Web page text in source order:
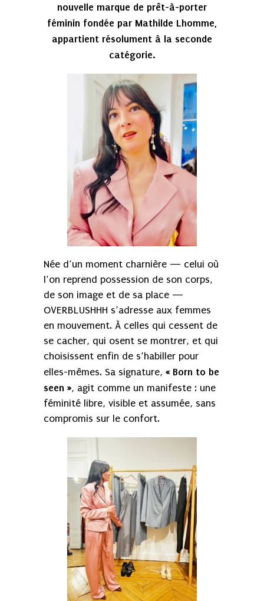
nouvelle marque de prêt-à-porter
féminin fondée par Mathilde Lhomme,
appartient résolument à la seconde
catégorie.
Née d’un moment charnière — celui où
l’on reprend possession de son corps,
de son image et de sa place —
OVERBLUSHHH s’adresse aux femmes
en mouvement. À celles qui cessent de
se cacher, qui osent se montrer, et qui
choisissent enfin de s’habiller pour
elles-mêmes. Sa signature, « Born to be
seen », agit comme un manifeste : une
féminité libre, visible et assumée, sans
compromis sur le confort.